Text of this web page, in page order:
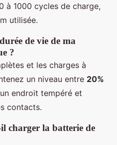
à 1000 cycles de charge,
utilisée.
de vie de ma
?
et les charges à
un niveau entre 20%
endroit tempéré et
contacts.
charger la batterie de